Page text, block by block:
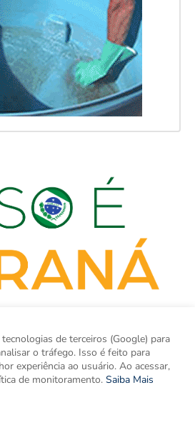
de notícias do Paraná e um espaço para
Aqui tem informação de verdade com
de terceiros (Google) para
o tráfego. Isso é feito para
experiência ao usuário. Ao acessar,
de monitoramento. Saiba Mais